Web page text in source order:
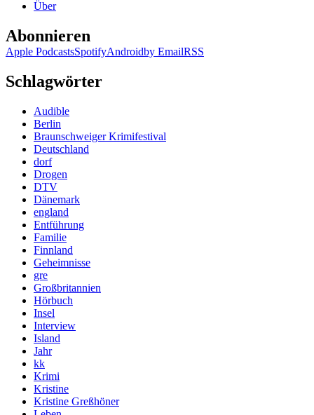
Über
Abonnieren
Apple PodcastsSpotifyAndroidby EmailRSS
Schlagwörter
Audible
Berlin
Braunschweiger Krimifestival
Deutschland
dorf
Drogen
DTV
Dänemark
england
Entführung
Familie
Finnland
Geheimnisse
gre
Großbritannien
Hörbuch
Insel
Interview
Island
Jahr
kk
Krimi
Kristine
Kristine Greßhöner